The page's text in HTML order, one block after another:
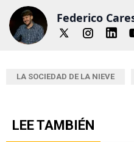
Federico
LA SOCIEDAD DE LA NIEVE
LEE TAMBIÉN